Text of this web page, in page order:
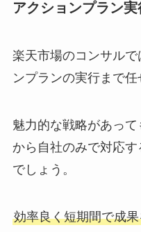
アクションプラン実
楽天市場のコンサル
ンプランの実行まで任
魅力的な戦略があっ
から自社のみで対応
でしょう。
効率良く短期間で成